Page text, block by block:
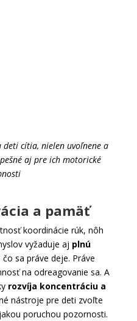
cítia, nielen uvoľnene a
aj pre ich motorické
a pamäť
koordinácie rúk, nôh
vyžaduje aj plnú
sa práve deje. Práve
na odreagovanie sa. A
rozvíja koncentráciu a
nástroje pre deti zvoľte
poruchou pozornosti.